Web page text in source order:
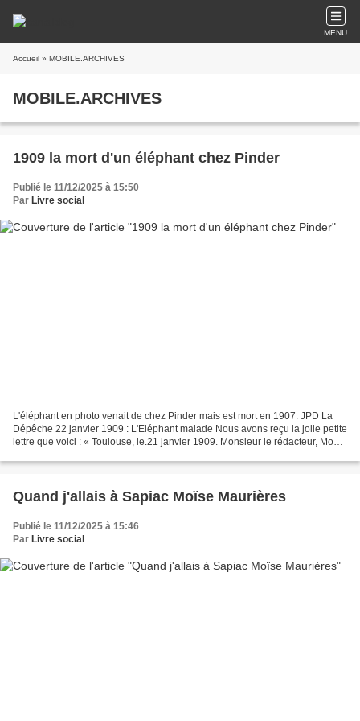
MENU
Accueil » MOBILE.ARCHIVES
MOBILE.ARCHIVES
1909 la mort d'un éléphant chez Pinder
Publié le 11/12/2025 à 15:50
Par Livre social
L'éléphant en photo venait de chez Pinder mais est mort en 1907. JPD La
Dépêche 22 janvier 1909 : L'Eléphant malade Nous avons reçu la jolie petite
lettre que voici : « Toulouse, le.21 janvier 1909. Monsieur le rédacteur, Mon
Quand j'allais à Sapiac Moïse Maurières
Publié le 11/12/2025 à 15:46
Par Livre social